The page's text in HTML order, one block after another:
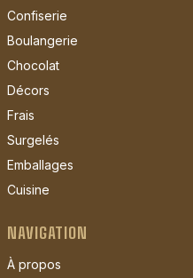
Confiserie
Boulangerie
Chocolat
Décors
Frais
Surgelés
Emballages
Cuisine
NAVIGATION
À propos